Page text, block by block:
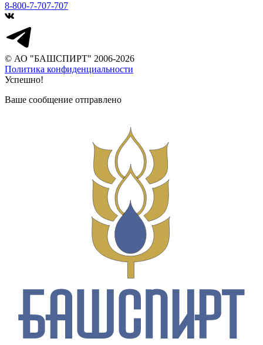
8-800-7-707-707
© АО "БАШСПИРТ" 2006-2026
Политика конфиденциальности
Успешно!
Ваше сообщение отправлено